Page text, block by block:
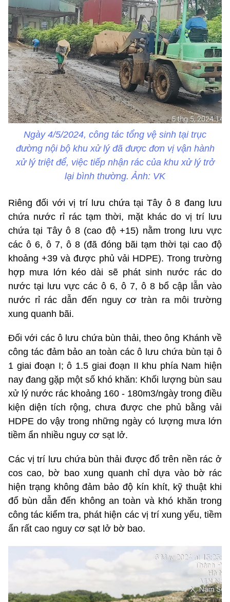
Ngày 4/5/2024, công tác tổng vệ sinh tại trục
đường nội bộ khu xử lý đã được đơn vị vận hành
xử lý triệt để, việc tiếp nhận rác của khu xử lý trở
lại bình thường. Ảnh: VK
Riêng đối với vị trí lưu chứa tại Tây ô 8 đang lưu
chứa nước rỉ rác tạm thời, mặt khác do vị trí lưu
chứa tại Tây ô 8 (cao độ +15) nằm trong lưu vực
các ô 6, ô 7, ô 8 (đã đóng bãi tạm thời tại cao độ
khoảng +39 và được phủ vải HDPE). Trong trường
hợp mưa lớn kéo dài sẽ phát sinh nước rác do
nước tại lưu vực các ô 6, ô 7, ô 8 bổ cập lẫn vào
nước rỉ rác dẫn đến nguy cơ tràn ra môi trường
xung quanh bãi.
Đối với các ô lưu chứa bùn thải, theo ông Khánh về
công tác đảm bảo an toàn các ô lưu chứa bùn tại ô
1 giai đoạn I; ô 1.5 giai đoạn II khu phía Nam hiện
nay đang gặp một số khó khăn: Khối lượng bùn sau
xử lý nước rác khoảng 160 - 180m3/ngày trong điều
kiện diện tích rộng, chưa được che phủ bằng vải
HDPE do vậy trong những ngày có lượng mưa lớn
tiềm ẩn nhiều nguy cơ sạt lở.
Các vị trí lưu chứa bùn thải được đổ trên nền rác ở
cos cao, bờ bao xung quanh chỉ dựa vào bờ rác
hiện trạng không đảm bảo độ kín khít, kỹ thuật khi
đổ bùn dẫn đến không an toàn và khó khăn trong
công tác kiểm tra, phát hiện các vị trí xung yếu, tiềm
ẩn rất cao nguy cơ sạt lở bờ bao.